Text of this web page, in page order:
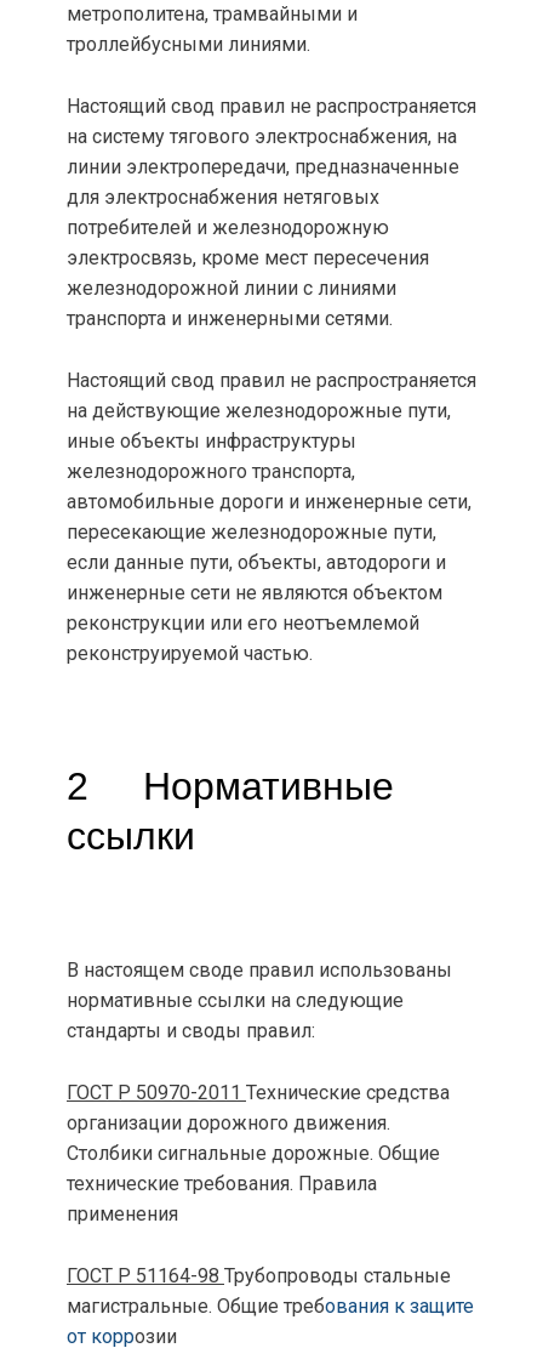
метрополитена, трамвайными и
троллейбусными линиями.
Настоящий свод правил не распространяется
на систему тягового электроснабжения, на
линии электропередачи, предназначенные
для электроснабжения нетяговых
потребителей и железнодорожную
электросвязь, кроме мест пересечения
железнодорожной линии с линиями
транспорта и инженерными сетями.
Настоящий свод правил не распространяется
на действующие железнодорожные пути,
иные объекты инфраструктуры
железнодорожного транспорта,
автомобильные дороги и инженерные сети,
пересекающие железнодорожные пути,
если данные пути, объекты, автодороги и
инженерные сети не являются объектом
реконструкции или его неотъемлемой
реконструируемой частью.
2 Нормативные
ссылки
В настоящем своде правил использованы
нормативные ссылки на следующие
стандарты и своды правил:
ГОСТ Р 50970-2011 Технические средства
организации дорожного движения.
Столбики сигнальные дорожные. Общие
технические требования. Правила
применения
ГОСТ Р 51164-98 Трубопроводы стальные
магистральные. Общие требования к защите
от коррозии